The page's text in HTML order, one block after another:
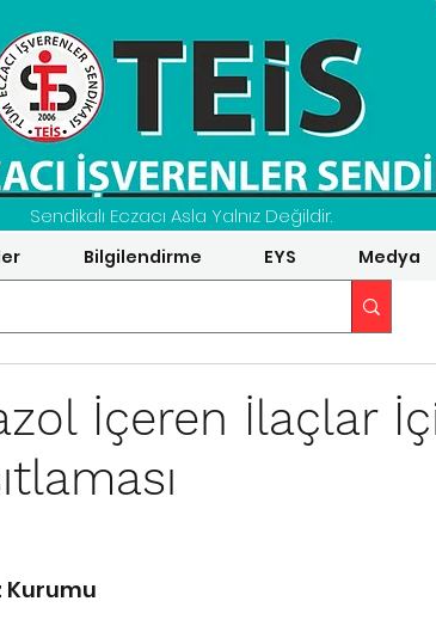
Sendikalı Eczacı Asla Yalnız Değildir.
Bilgilendirme EYS Medya
İçeren İlaçlar
Kurumu